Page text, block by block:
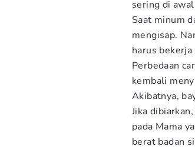
sering di
Saat minum
mengisap.
harus bekerja
Perbedaan
kembali
Akibatnya,
Jika
pada Mama
berat badan